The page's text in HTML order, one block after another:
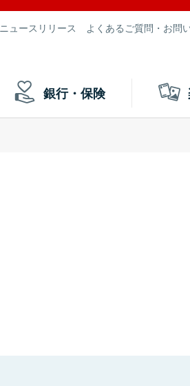
ニュースリリース よくあるご質問・お問
銀行・保険